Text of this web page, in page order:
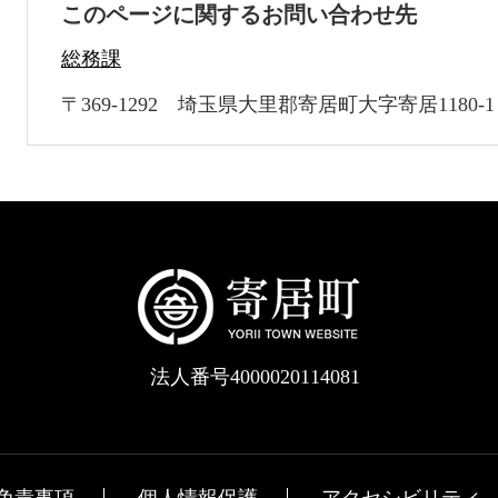
このページに関するお問い合わせ先
総務課
〒369-1292 埼玉県大里郡寄居町大字寄居1180-1
法人番号4000020114081